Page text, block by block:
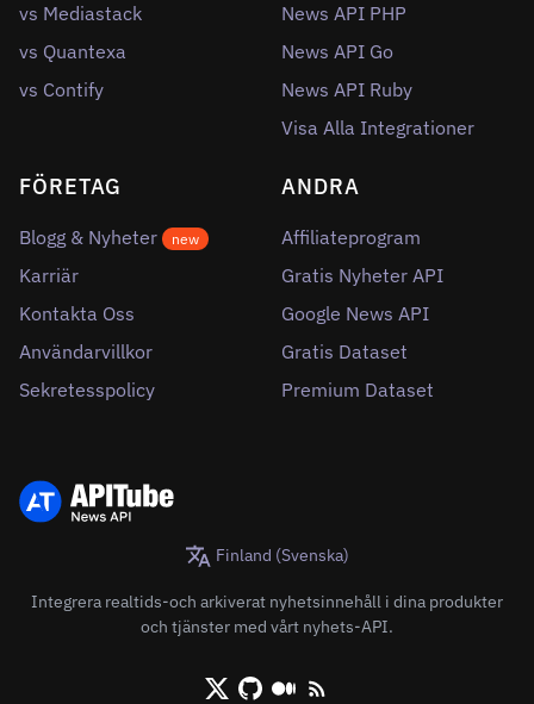
vs Mediastack
vs Quantexa
vs Contify
News API PHP
News API Go
News API Ruby
Visa Alla Integrationer
FÖRETAG
Blogg & Nyheter new
Karriär
Kontakta Oss
Användarvillkor
Sekretesspolicy
ANDRA
Affiliateprogram
Gratis Nyheter API
Google News API
Gratis Dataset
Premium Dataset
Finland (Svenska)
Integrera realtids-och arkiverat nyhetsinnehåll i dina produkter
och tjänster med vårt nyhets-API.
X/Twitter
GithubMediumRSS/XML